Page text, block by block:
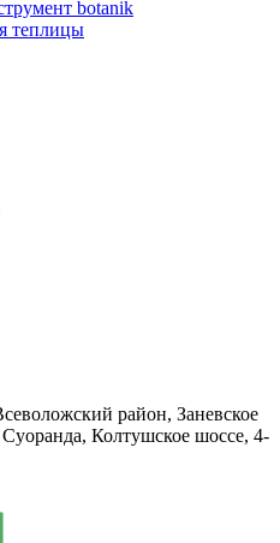
botanik
теплицы
район, Заневское
Суоранда, Колтушское шоссе, 4-